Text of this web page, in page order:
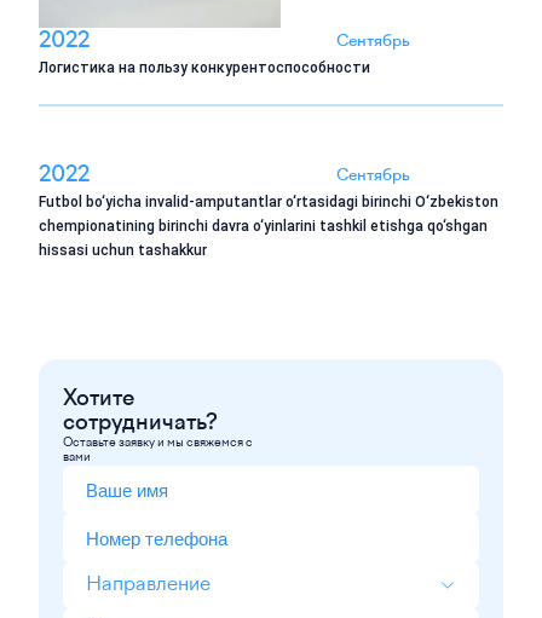
2022 Сентябрь
Логистика на пользу конкурентоспособности
2022 Сентябрь
Futbol bo‘yicha invalid-amputantlar o‘rtasidagi birinchi O‘zbekiston
chempionatining birinchi davra o‘yinlarini tashkil etishga qo‘shgan
hissasi uchun tashakkur
Хотите
сотрудничать?
Оставьте заявку и мы свяжемся с
вами
Направление